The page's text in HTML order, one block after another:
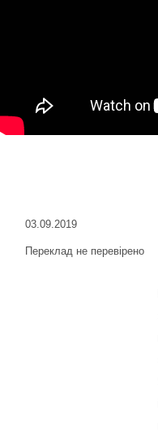
03.09.2019
Переклад не перевірено